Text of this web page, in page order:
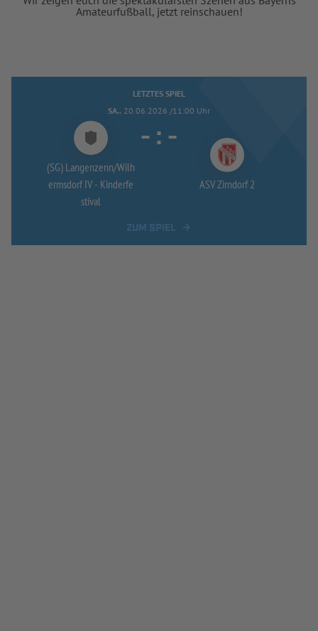
Amateurfußball, jetzt reinschauen!
LETZTES SPIEL
SA.. 20.06.2026 /11:00 Uhr
(SG) Langenzenn/Wilh
ermsdorf IV - Kinderfe
stival
- : -
ASV Zirndorf 2